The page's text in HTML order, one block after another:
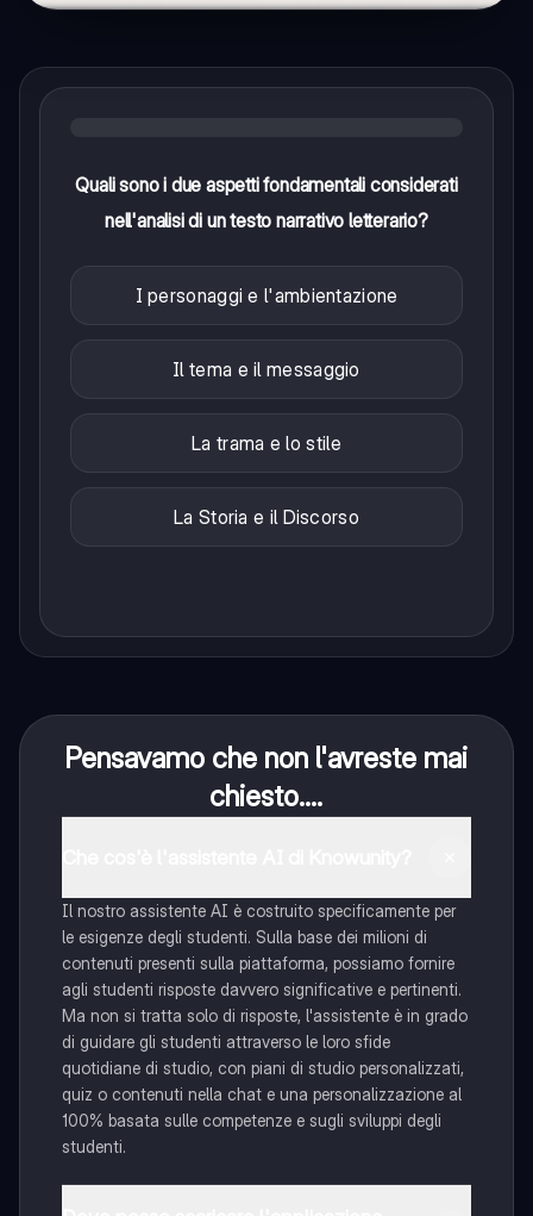
Quali sono i due aspetti fondamentali considerati
nell'analisi di un testo narrativo letterario?
I personaggi e l'ambientazione
Il tema e il messaggio
La trama e lo stile
La Storia e il Discorso
Pensavamo che non l'avreste mai
chiesto....
Il nostro assistente AI è costruito specificamente per
le esigenze degli studenti. Sulla base dei milioni di
contenuti presenti sulla piattaforma, possiamo fornire
agli studenti risposte davvero significative e pertinenti.
Ma non si tratta solo di risposte, l'assistente è in grado
di guidare gli studenti attraverso le loro sfide
quotidiane di studio, con piani di studio personalizzati,
quiz o contenuti nella chat e una personalizzazione al
100% basata sulle competenze e sugli sviluppi degli
studenti.